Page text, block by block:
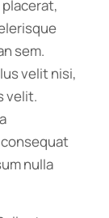
sem.
velit nisi,
velit.
nulla